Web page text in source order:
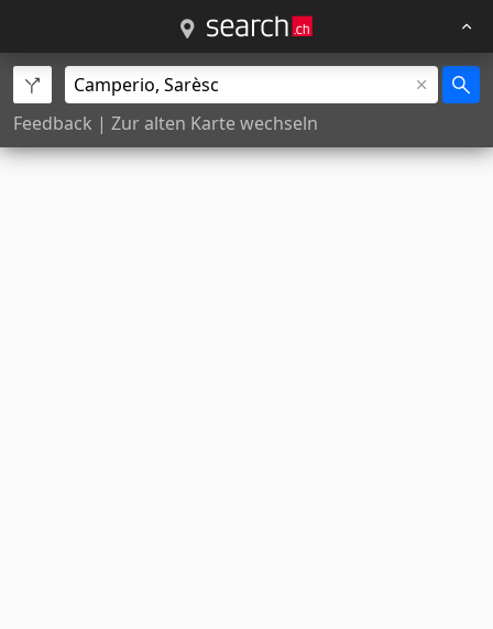
Feedback | Zur alten Karte wechseln